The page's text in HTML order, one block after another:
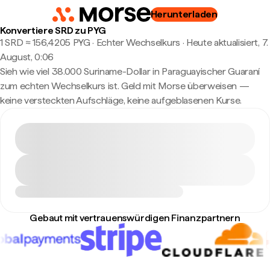
Herunterladen
Konvertiere SRD zu PYG
1 SRD ≈ 156,4205 PYG · Echter Wechselkurs · Heute aktualisiert, 7.
August, 0:06
Sieh wie viel 38.000 Suriname-Dollar in Paraguayischer Guaraní
zum echten Wechselkurs ist. Geld mit Morse überweisen —
keine versteckten Aufschläge, keine aufgeblasenen Kurse.
Gebaut mit vertrauenswürdigen Finanzpartnern